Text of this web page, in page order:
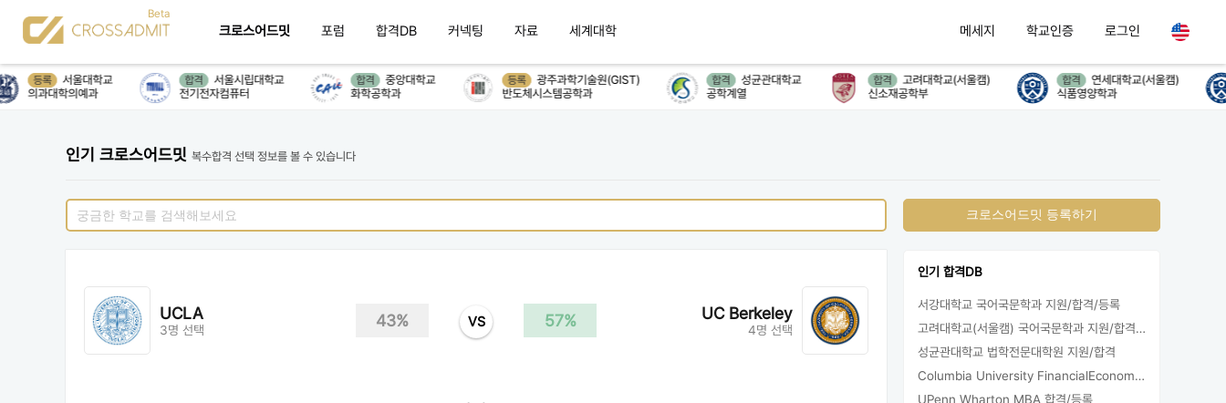
크로스어드밋 포럼 합격DB 커넥팅 자료 세계대학 메세지 학교인증 로그인
등록
서울대학교
의과대학의예과
합격
서울시립대학교
전기전자컴퓨터
합격
중앙대학교
화학공학과
등록
광주과학기술원(GIST)
반도체시스템공학과
합격
성균관대학교
공학계열
합격
고려대학교(서울캠)
신소재공학부
합격
연세대학교(서울캠)
식품영양학과
인기 크로스어드밋 복수합격 선택 정보를 볼 수 있습니다
UCLA
3명 선택
43% VS 57% UC Berkeley
4명 선택
크로스어드밋 등록하기
인기 합격DB
서강대학교 국어국문학과 지원/합격/등록
고려대학교(서울캠) 국어국문학과 지원/합격/등록
성균관대학교 법학전문대학원 지원/합격
Columbia University FinancialEconomics 지원
UPenn Wharton MBA 합격/등록